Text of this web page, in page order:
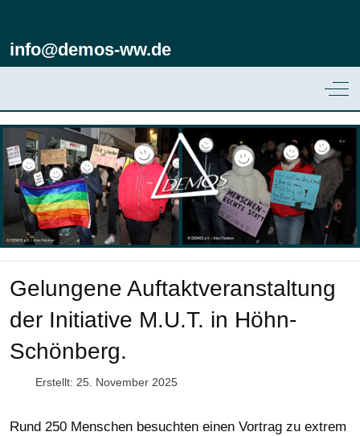
info@demos-ww.de
Gelungene Auftaktveranstaltung
der Initiative M.U.T. in Höhn-
Schönberg.
Erstellt: 25. November 2025
Rund 250 Menschen besuchten einen Vortrag zu extrem